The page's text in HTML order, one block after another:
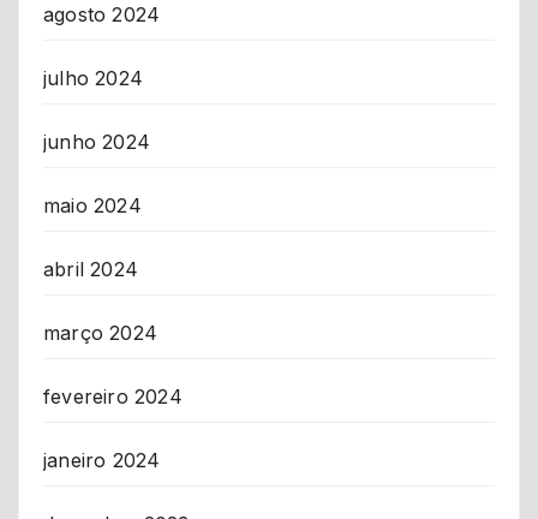
agosto 2024
julho 2024
junho 2024
maio 2024
abril 2024
março 2024
fevereiro 2024
janeiro 2024